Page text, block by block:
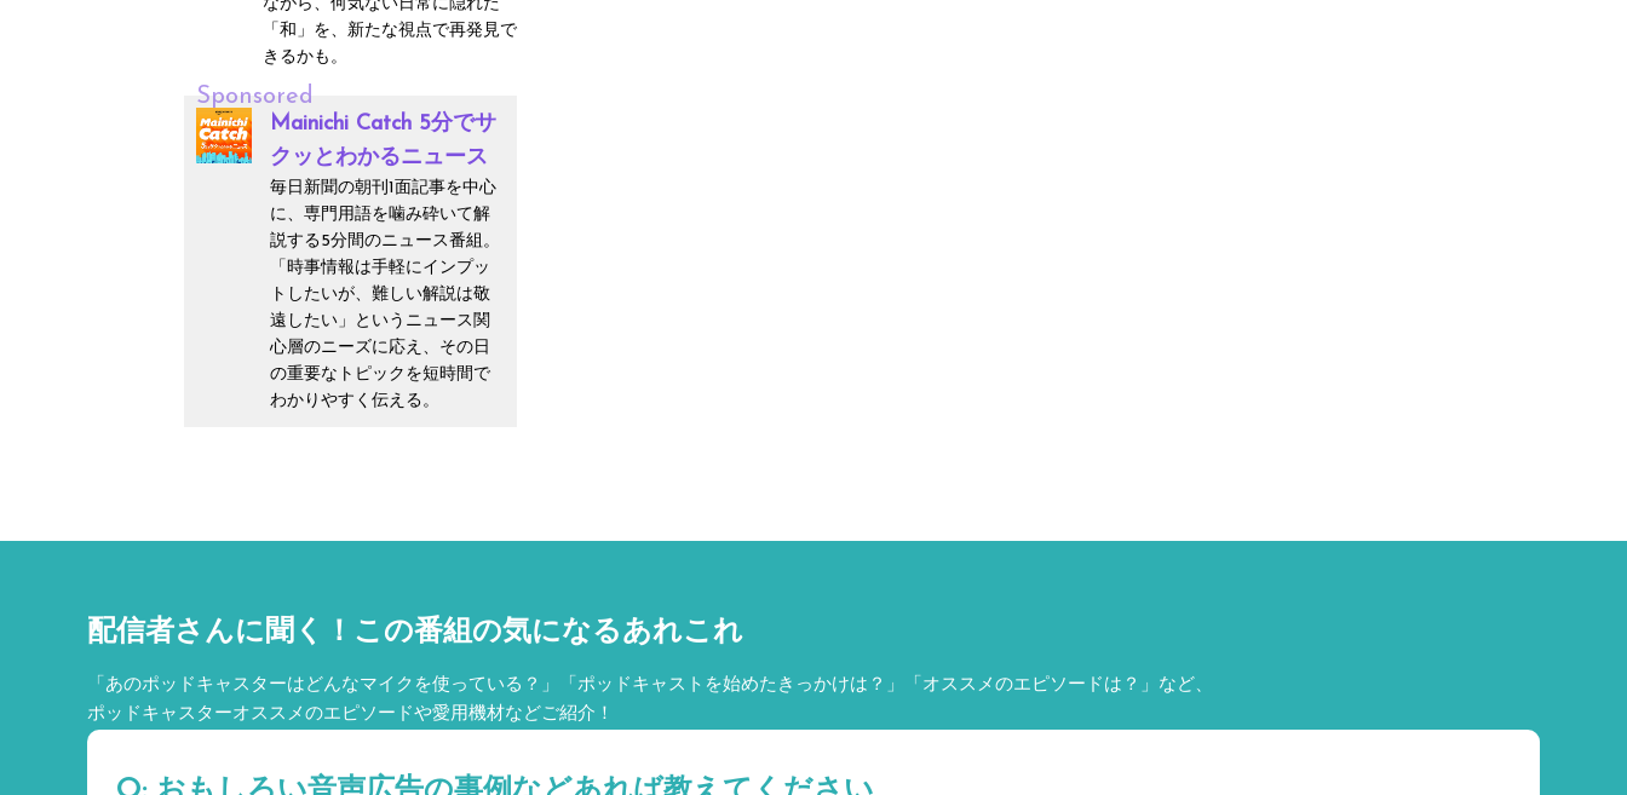
ながら、何気ない日常に隠れた
「和」を、新たな視点で再発見で
きるかも。
Sponsored
Mainichi Catch 5分でサ
クッとわかるニュース
毎日新聞の朝刊1面記事を中心
に、専門用語を噛み砕いて解
説する5分間のニュース番組。
「時事情報は手軽にインプッ
トしたいが、難しい解説は敬
遠したい」というニュース関
心層のニーズに応え、その日
の重要なトピックを短時間で
わかりやすく伝える。
配信者さんに聞く！ この番組の気になるあれこれ
「あのポッドキャスターはどんなマイクを使っている？」「ポッドキャストを始めたきっかけは？」「オススメのエピソードは？」など、
ポッドキャスターオススメのエピソードや愛用機材などご紹介！